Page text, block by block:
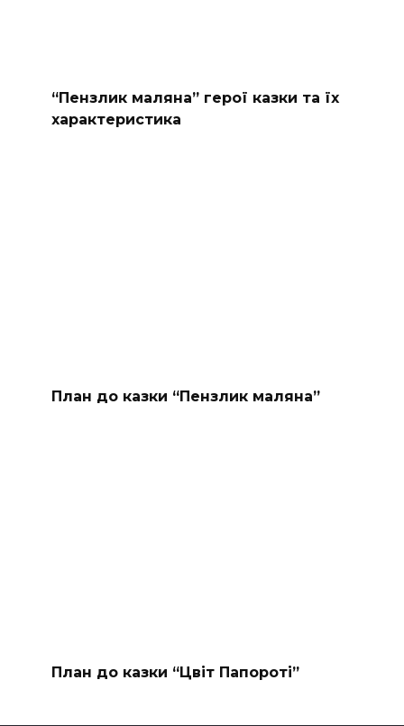
“Пензлик маляна” герої казки та їх
характеристика
План до казки “Пензлик маляна”
План до казки “Цвіт Папороті”